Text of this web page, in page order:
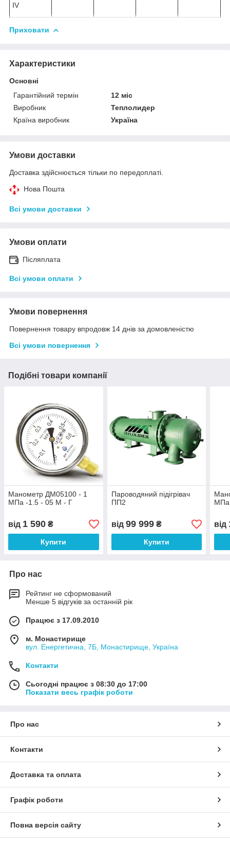
IV
Приховати
Характеристики
Основні
Гарантійний термін
12 міс
Виробник
Теплолидер
Країна виробник
Україна
Умови доставки
Доставка здійснюється тільки по передоплаті.
Нова Пошта
Всі умови доставки
Умови оплати
Післяплата
Всі умови оплати
Умови повернення
Повернення товару впродовж 14 днів за домовленістю
Всі умови повернення
Подібні товари компанії
Манометр ДМ05100 - 1
МПа -1.5 - 05 М - Г
від 1 590 ₴
Купити
Пароводяний підігрівач
ПП2
від 99 999₴
Купити
МПа
від
Про нас
Рейтинг не сформований
Менше 5 відгуків за останній рік
Працює з 17.09.2010
м. Монастирище
вул. Енергетична, 7Б, Монастирище, Україна
Контакти
Сьогодні працює з 08:30 до 17:00
Показати весь графік роботи
Про нас
Контакти
Доставка та оплата
Графік роботи
Повна версія сайту